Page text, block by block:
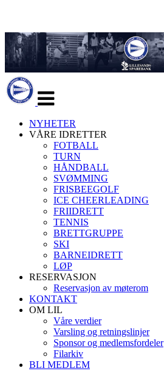
navigasjon
NYHETER
VÅRE IDRETTER
FOTBALL
TURN
HÅNDBALL
SVØMMING
FRISBEEGOLF
ICE CHEERLEADING
FRIIDRETT
TENNIS
BRETTGRUPPE
SKI
BARNEIDRETT
LØP
RESERVASJON
Reservasjon av møterom
KONTAKT
OM LIL
Våre verdier
Varsling og retningslinjer
Sponsor og medlemsfordeler
Filarkiv
BLI MEDLEM